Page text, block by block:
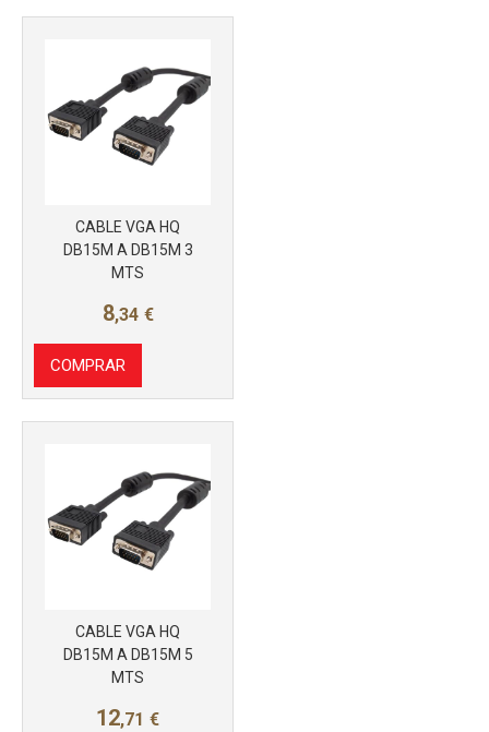
CABLE VGA HQ
DB15M A DB15M 3
MTS
8,34 €
COMPRAR
CABLE VGA HQ
DB15M A DB15M 5
MTS
12,71 €
Más info
Más info